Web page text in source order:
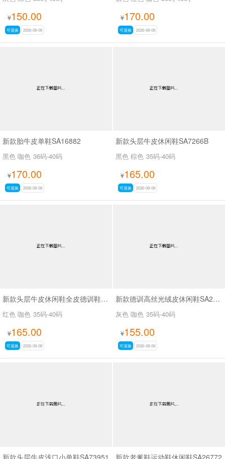
¥150.00
可退换 2026-08-08
¥170.00
可退换 2026-08-08
新款胎牛皮单鞋SA16882
黑色 咖色 36码-40码
¥170.00
可退换 2026-08-08
新款头层牛皮休闲鞋SA7266B
黑色 棕色 35码-40码
¥165.00
可退换 2026-08-08
新款头层牛皮休闲鞋全皮德训鞋SA111
红色 咖色 35码-40码
¥165.00
可退换 2026-08-08
新款德训高丝光绒皮休闲鞋SA2H008
灰色 咖色 35码-40码
¥155.00
可退换 2026-08-08
新款头层牛皮浅口小单鞋SA73951 新款老爹鞋运动鞋休闲鞋SA26772